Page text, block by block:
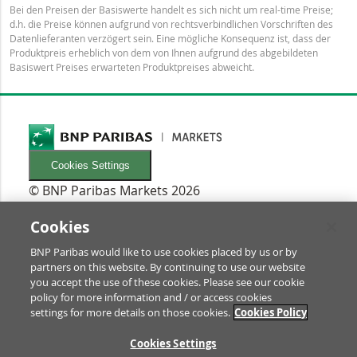
Bei den Preisen der Basiswerte handelt es sich nicht um real-time Preise;
d.h. die Preise können aufgrund von rechtsverbindlichen Vorschriften des
Datenlieferanten verzögert sein. Eine mögliche Konsequenz ist, dass der
Produktpreis erheblich von dem von Ihnen aufgrund des abgebildeten
Basiswert Preises erwarteten Produktpreises abweicht.
Cookies Settings
© BNP Paribas Markets 2026
Newsletters
Glossar
RECHTLICHES
Nutzungsbedingungen/Rechtliche Hinweise
Prospekt & Anleger-Informationen
Cookies
BNP Paribas would like to use cookies placed by us or by
partners on this website. By continuing to use our website
you accept the use of these cookies. Please see our cookie
policy for more information and / or access cookies
settings for more details on those cookies. Cookies Policy
Cookies Settings